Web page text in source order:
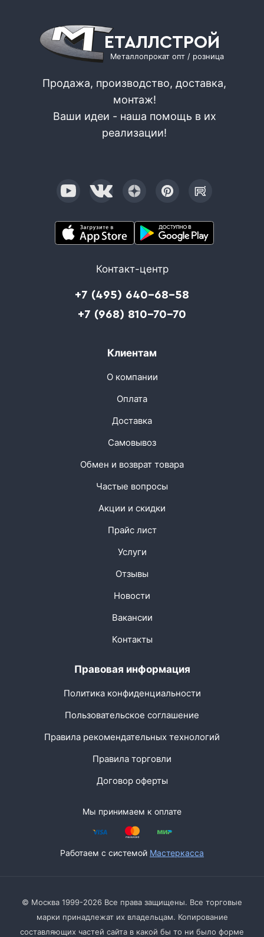
ЕТАЛЛСТРОЙ
Металлопрокат опт / розница
Продажа, производство, доставка,
монтаж!
Ваши идеи - наша помощь в их
реализации!
Контакт-центр
+7 (495) 640-68-58
+7 (968) 810-70-70
Клиентам
О компании
Оплата
Доставка
Самовывоз
Обмен и возврат товара
Частые вопросы
Акции и скидки
Прайс лист
Услуги
Отзывы
Новости
Вакансии
Контакты
Правовая информация
Политика конфиденциальности
Пользовательское соглашение
Правила рекомендательных технологий
Правила торговли
Договор оферты
Мы принимаем к оплате
Работаем с системой Мастеркасса
© Москва 1999-2026 Все права защищены. Все торговые
марки принадлежат их владельцам. Копирование
составляющих частей сайта в какой бы то ни было форме